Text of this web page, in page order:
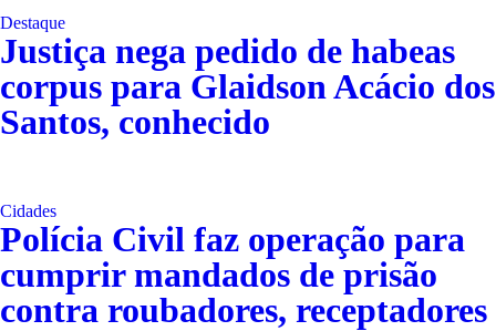
Destaque
Justiça nega pedido de habeas
corpus para Glaidson Acácio dos
Santos, conhecido
Cidades
Polícia Civil faz operação para
cumprir mandados de prisão
contra roubadores, receptadores